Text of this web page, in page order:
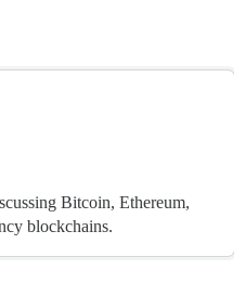
Bitcoin, Ethereum,
blockchains.